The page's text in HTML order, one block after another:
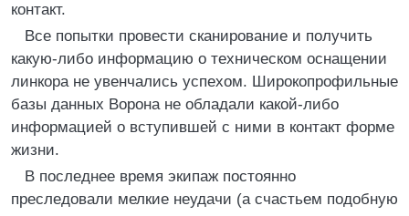
контакт.
Все попытки провести сканирование и получить
какую-либо информацию о техническом оснащении
линкора не увенчались успехом. Широкопрофильные
базы данных Ворона не обладали какой-либо
информацией о вступившей с ними в контакт форме
жизни.
В последнее время экипаж постоянно
преследовали мелкие неудачи (а счастьем подобную